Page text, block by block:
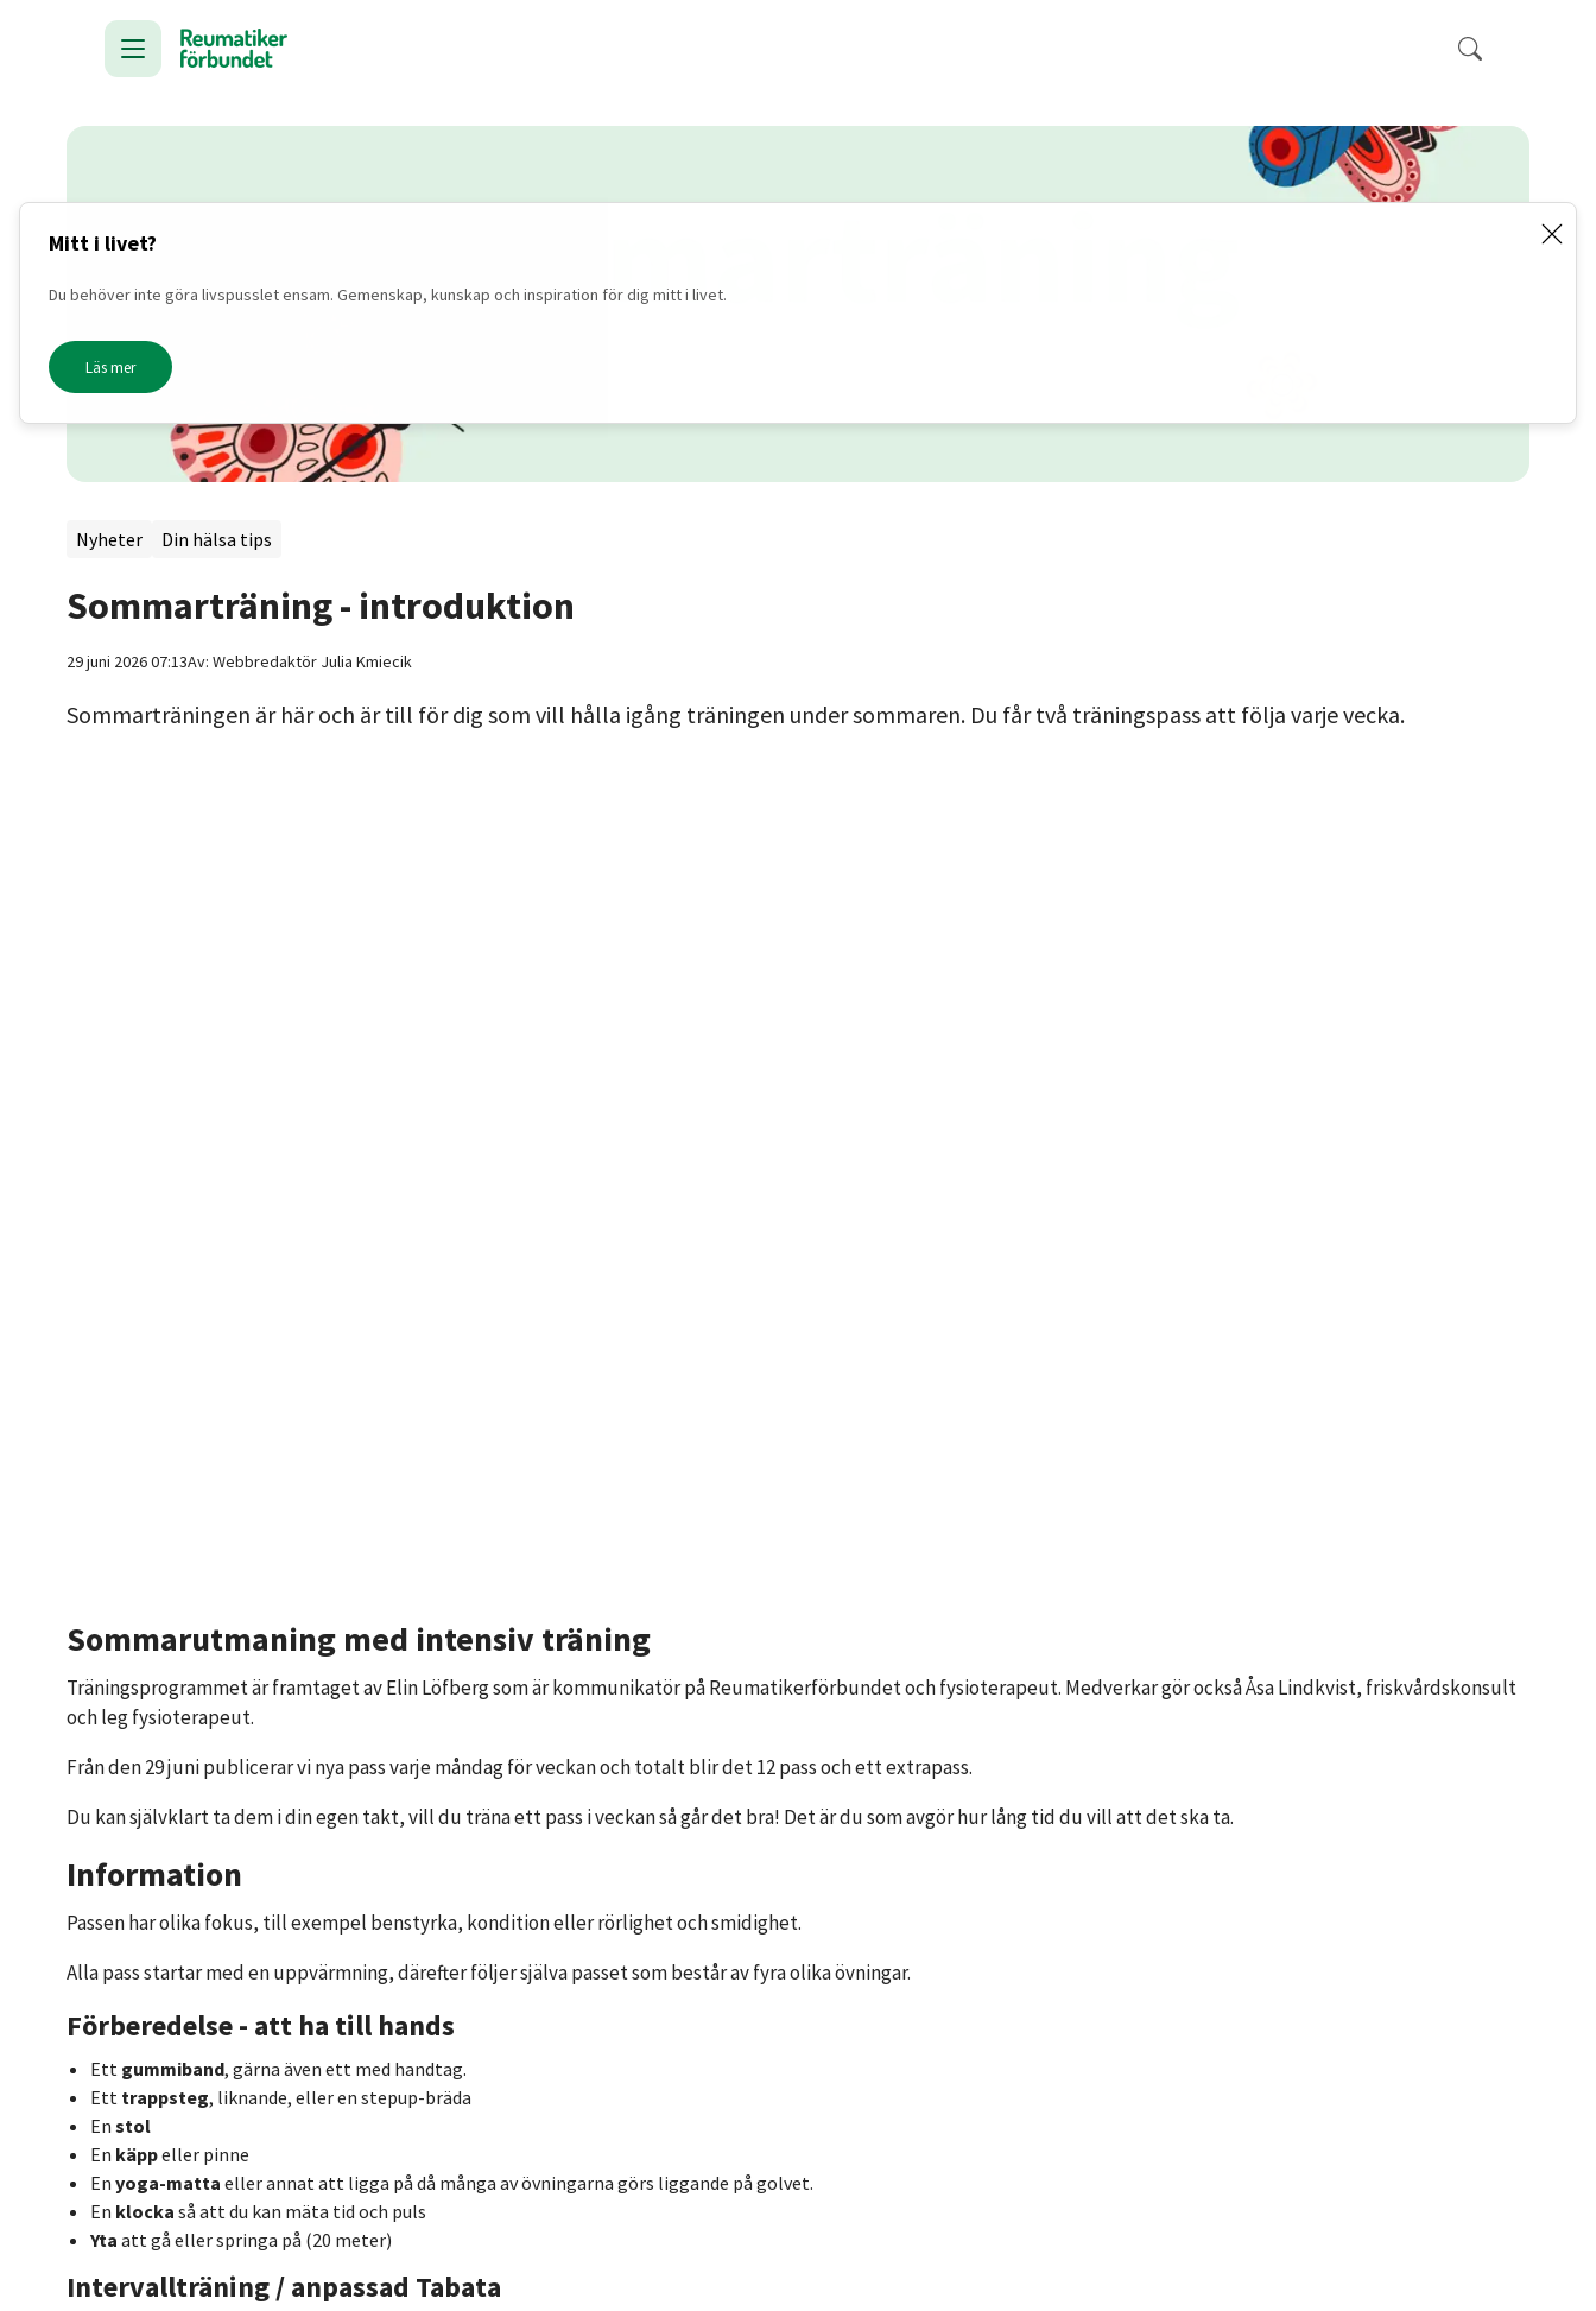
Mitt i livet?
Du behöver inte göra livspusslet ensam. Gemenskap, kunskap och inspiration för dig mitt i livet.
Läs mer
Nyheter Din hälsa tips
Sommarträning - introduktion
29 juni 2026 07:13Av: Webbredaktör Julia Kmiecik
Sommarträningen är här och är till för dig som vill hålla igång träningen under sommaren. Du får två träningspass att följa varje vecka.
Sommarutmaning med intensiv träning
Träningsprogrammet är framtaget av Elin Löfberg som är kommunikatör på Reumatikerförbundet och fysioterapeut. Medverkar gör också Åsa Lindkvist, friskvårdskonsult
och leg fysioterapeut.
Från den 29 juni publicerar vi nya pass varje måndag för veckan och totalt blir det 12 pass och ett extrapass.
Du kan självklart ta dem i din egen takt, vill du träna ett pass i veckan så går det bra! Det är du som avgör hur lång tid du vill att det ska ta.
Information
Passen har olika fokus, till exempel benstyrka, kondition eller rörlighet och smidighet.
Alla pass startar med en uppvärmning, därefter följer själva passet som består av fyra olika övningar.
Förberedelse - att ha till hands
Ett gummiband, gärna även ett med handtag.
Ett trappsteg, liknande, eller en stepup-bräda
En stol
En käppeller pinne
En yoga-matta eller annat att ligga på då många av övningarna görs liggande på golvet.
En klocka så att du kan mäta tid och puls
Yta att gå eller springa på (20 meter)
Intervallträning / anpassad Tabata